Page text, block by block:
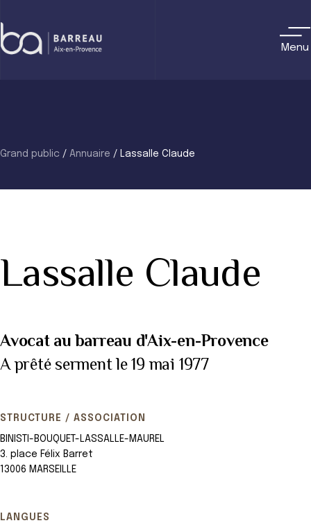
to
content
Menu
Grand public / Annuaire / Lassalle Claude
Lassalle Claude
Avocat au barreau d'Aix-en-Provence
A prêté serment le 19 mai 1977
STRUCTURE / ASSOCIATION
BINISTI-BOUQUET-LASSALLE-MAUREL
3. place Félix Barret
13006 MARSEILLE
LANGUES